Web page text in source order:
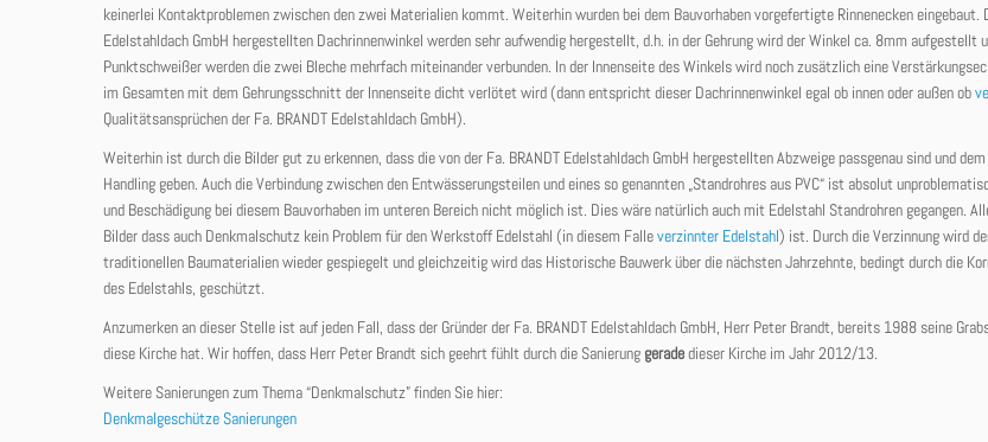
keinerlei Kontaktproblemen zwischen den zwei Materialien kommt. Weiterhin wurden bei dem Bauvorhaben vorgefertigte Rinnenecken eingebaut.
Edelstahldach GmbH hergestellten Dachrinnenwinkel werden sehr aufwendig hergestellt, d.h. in der Gehrung wird der Winkel ca. 8mm aufgestellt
Punktschweißer werden die zwei Bleche mehrfach miteinander verbunden. In der Innenseite des Winkels wird noch zusätzlich eine
im Gesamten mit dem Gehrungsschnitt der Innenseite dicht verlötet wird (dann entspricht dieser Dachrinnenwinkel egal ob innen oder außen ob
Qualitätsansprüchen der Fa. BRANDT Edelstahldach GmbH).
Weiterhin ist durch die Bilder gut zu erkennen, dass die von der Fa. BRANDT Edelstahldach GmbH hergestellten Abzweige passgenau sind und
Handling geben. Auch die Verbindung zwischen den Entwässerungsteilen und eines so genannten „Standrohres aus PVC“ ist absolut
und Beschädigung bei diesem Bauvorhaben im unteren Bereich nicht möglich ist. Dies wäre natürlich auch mit Edelstahl Standrohren gegangen.
Bilder dass auch Denkmalschutz kein Problem für den Werkstoff Edelstahl (in diesem Falleverzinnter Edelstahl) ist. Durch die Verzinnung wird
traditionellen Baumaterialien wieder gespiegelt und gleichzeitig wird das Historische Bauwerk über die nächsten Jahrzehnte, bedingt durch die
des Edelstahls, geschützt.
Anzumerken an dieser Stelle ist auf jeden Fall, dass der Gründer der Fa. BRANDT Edelstahldach GmbH, Herr Peter Brandt, bereits 1988 seine
diese Kirche hat. Wir hoffen, dass Herr Peter Brandt sich geehrt fühlt durch die Sanierung geradedieser Kirche im Jahr 2012/13.
Weitere Sanierungen zum Thema “Denkmalschutz” finden Sie hier:
Denkmalgeschütze Sanierungen